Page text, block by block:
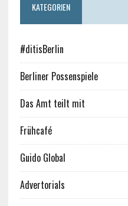
KATEGORIEN
#ditisBerlin
Berliner Possenspiele
Das Amt teilt mit
Frühcafé
Guido Global
Advertorials